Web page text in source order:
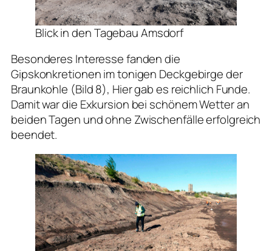
Blick in den Tagebau Amsdorf
Besonderes Interesse fanden die
Gipskonkretionen im tonigen Deckgebirge der
Braunkohle (Bild 8), Hier gab es reichlich Funde.
Damit war die Exkursion bei schönem Wetter an
beiden Tagen und ohne Zwischenfälle erfolgreich
beendet.